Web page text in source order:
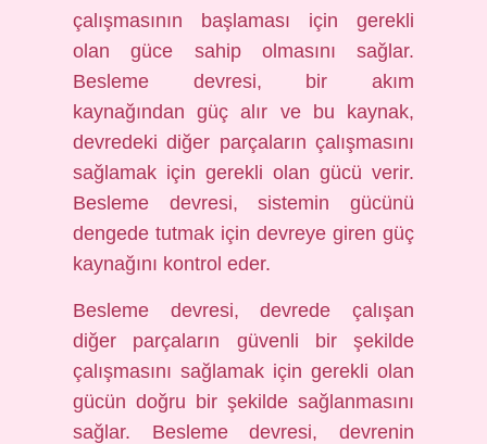
çalışmasının başlaması için gerekli
olan güce sahip olmasını sağlar.
Besleme devresi, bir akım
kaynağından güç alır ve bu kaynak,
devredeki diğer parçaların çalışmasını
sağlamak için gerekli olan gücü verir.
Besleme devresi, sistemin gücünü
dengede tutmak için devreye giren güç
kaynağını kontrol eder.
Besleme devresi, devrede çalışan
diğer parçaların güvenli bir şekilde
çalışmasını sağlamak için gerekli olan
gücün doğru bir şekilde sağlanmasını
sağlar. Besleme devresi, devrenin